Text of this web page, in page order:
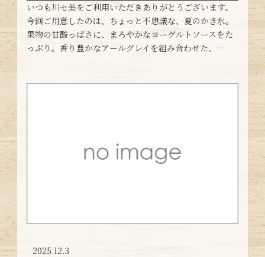
いつも川セ美をご利用いただきありがとうございます。
今回ご用意したのは、ちょっと不思議な、夏のかき氷。
果物の甘酸っぱさに、まろやかなヨーグルトソースをた
っぷり。香り豊かなアールグレイを組み合わせた、…
2025.12.3